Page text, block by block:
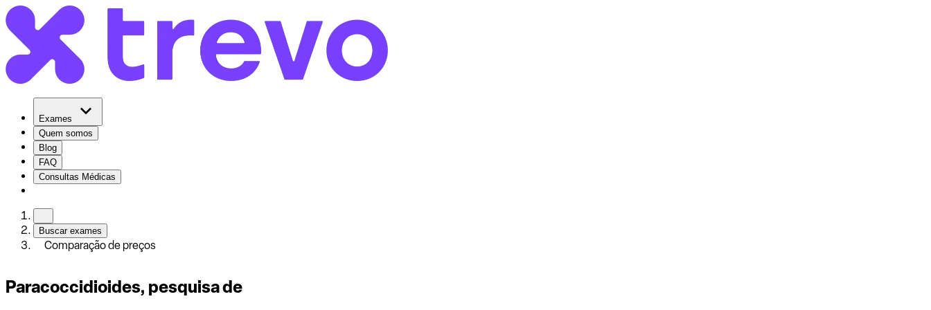
Exames
Quem somos
Blog
FAQ
Consultas Médicas
Buscar exames
Comparação de preços
Paracoccidioides, pesquisa de